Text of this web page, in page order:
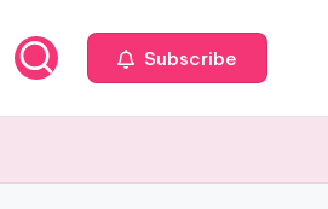
Subscribe